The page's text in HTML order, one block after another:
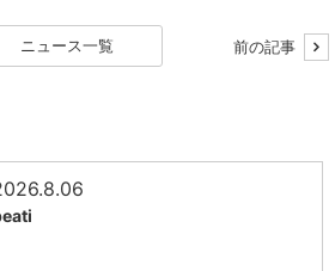
ニュース一覧 前の記事